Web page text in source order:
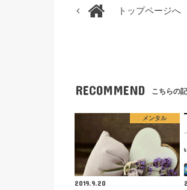
トップページへ
RECOMMEND こちらの
メンタル
2019.9.20